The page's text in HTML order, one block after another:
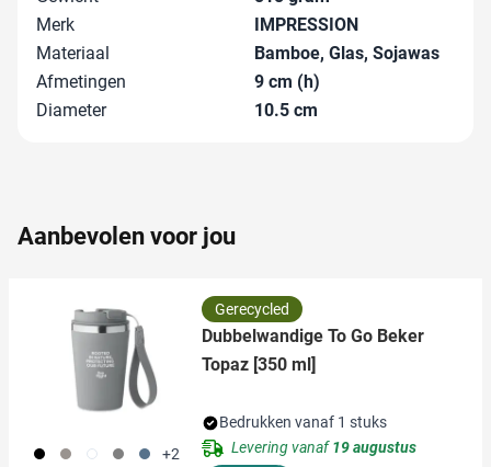
en om ons websiteverkeer te analyseren. Ook delen we
informatie over uw gebruik van onze site met onze
partners voor social media, adverteren en analyse. Deze
partners kunnen deze gegevens combineren met andere
Merk
IMPRESSION
Materiaal
Bamboe, Glas, Sojawas
Afmetingen
9 cm (h)
Diameter
10.5 cm
Aanbevolen voor jou
001 398 002 003 466 +2
Gerecycled
Dubbelwandige To Go Beker
Topaz [350 ml]
Bedrukken vanaf 1 stuks
Levering vanaf19 augustus